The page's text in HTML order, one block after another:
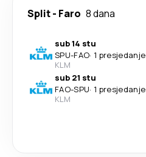
Split- Faro 8 dana
sub 14 stu
SPU-FAO· 1 presjedanje
KLM
sub 21 stu
FAO-SPU· 1 presjedanje
KLM